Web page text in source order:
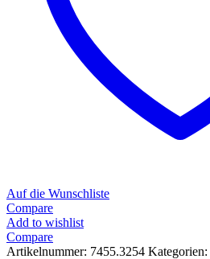
Auf die Wunschliste
Compare
Add to wishlist
Compare
Artikelnummer: 7455.3254 Kategorien: